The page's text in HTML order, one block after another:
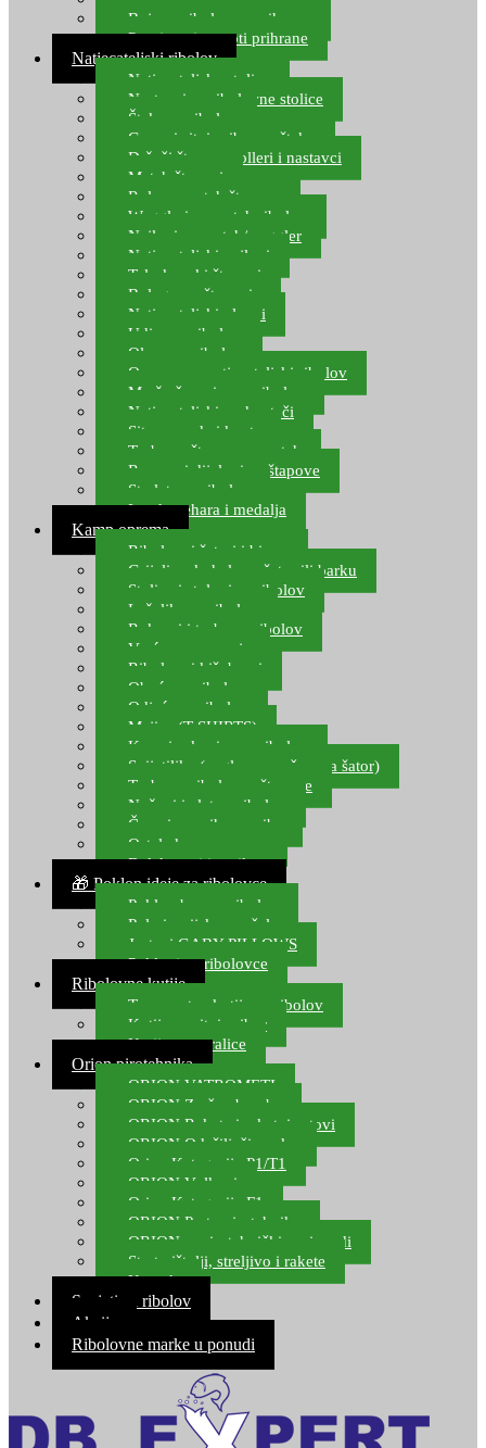
Boje za ribolovnu prihranu
Provjereni recepti prihrane
Natjecateljski ribolov
Natjecateljske stolice
Nastavci za ribolovne stolice
Šteke za ribolov
Gume i sitni pribor za šteku
Držači štapova rolleri i nastavci
Match štapovi
Role za match štapove
Waggleri za match ribolov
Najloni za match/waggler
Natjecateljski najloni
Teleskopski štapovi
Bolognese štapovi
Natjecateljski plovci
Udice za ribolov
Olovo za ribolov
Oprema za natjecateljski ribolov
Mreže čuvarice za ribolov
Natjecateljski podmetači
Sito, posude i kante
Torbe za štapove – match
Rezervni dijelovi za štapove
Starlete za ribolov
Izrada pehara i medalja
Kamp oprema
Ribolovni šatori i bivvy
Grijalice, kuhala za šator ili barku
Stolice i stolovi za ribolov
Ležaljke za ribolov
Ruksaci i torbe za ribolov
Vreće za spavanje
Ribolovni kišobrani
Obuća za ribolov
Odjeća za ribolov
Majice (T-SHIRTS)
Kape i rukavice za ribolov
Svijetiljke (naglavne, ručne, za šator)
Torbe za ribolovne štapove
Noževi i alat za ribolov
Čamci za prihranu ribe
Ostala kamp oprema
Dalekozori i optika
🎁 Poklon ideje za ribolovce
Poklon bon za ribolov
Polarizacijske naočale
Jastuci GABY PILLOWS
Pokloni za ribolovce
Ribolovne kutije
Transportne kutije za ribolov
Kutije za sitni pribor
Kutije za varalice
Orion pirotehnika
ORION VATROMETI
ORION Zračne bombe
ORION Rakete i raketni setovi
ORION Odašiljači zvuka
Orion Kategorija P1/T1
ORION Vulkani
Orion Kategorija F1
ORION Party pirotehnika
ORION nepirotehnički proizvodi
Start pištolji, streljivo i rakete
Kontakt
Savjeti za ribolov
Akcija
Ribolovne marke u ponudi